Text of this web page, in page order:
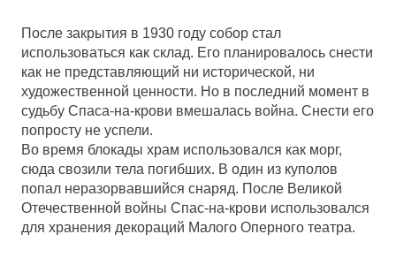
После закрытия в 1930 году собор стал
использоваться как склад. Его планировалось снести
как не представляющий ни исторической, ни
художественной ценности. Но в последний момент в
судьбу Спаса-на-крови вмешалась война. Снести его
попросту не успели.
Во время блокады храм использовался как морг,
сюда свозили тела погибших. В один из куполов
попал неразорвавшийся снаряд. После Великой
Отечественной войны Спас-на-крови использовался
для хранения декораций Малого Оперного театра.